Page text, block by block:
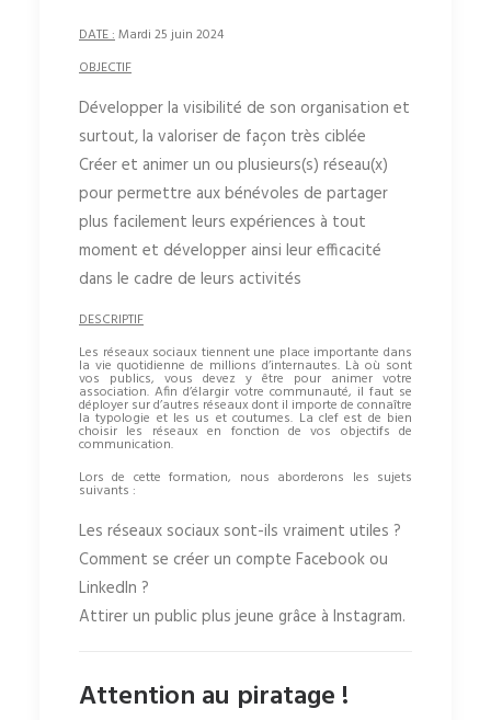
DATE :Mardi 25 juin 2024
OBJECTIF
Développer la visibilité de son organisation et
surtout, la valoriser de façon très ciblée
Créer et animer un ou plusieurs(s) réseau(x)
pour permettre aux bénévoles de partager
plus facilement leurs expériences à tout
moment et développer ainsi leur efficacité
dans le cadre de leurs activités
DESCRIPTIF
Les réseaux sociaux tiennent une place importante dans
la vie quotidienne de millions d’internautes. Là où sont
vos publics, vous devez y être pour animer votre
association. Afin d’élargir votre communauté, il faut se
déployer sur d’autres réseaux dont il importe de connaître
la typologie et les us et coutumes. La clef est de bien
choisir les réseaux en fonction de vos objectifs de
communication.
Lors de cette formation, nous aborderons les sujets
suivants :
Les réseaux sociaux sont-ils vraiment utiles ?
Comment se créer un compte Facebook ou
LinkedIn ?
Attirer un public plus jeune grâce à Instagram.
Attention au piratage !